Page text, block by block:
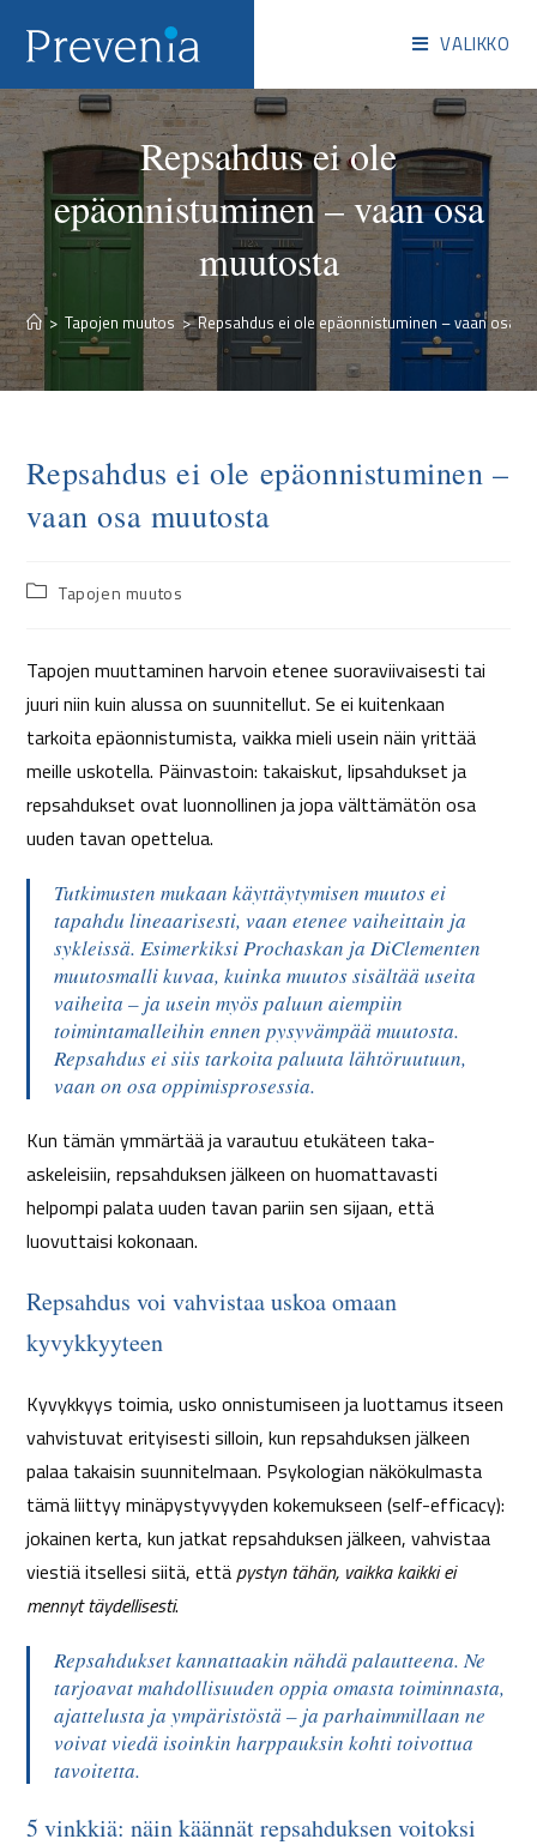
VALIKKO
Repsahdus ei ole
epäonnistuminen – vaan osa
muutosta
> Tapojen muutos > Repsahdus ei ole epäonnistuminen – vaan osa
Repsahdus ei ole epäonnistuminen –
vaan osa muutosta
Tapojen muutos
Tapojen muuttaminen harvoin etenee suoraviivaisesti tai
juuri niin kuin alussa on suunnitellut. Se ei kuitenkaan
tarkoita epäonnistumista, vaikka mieli usein näin yrittää
meille uskotella. Päinvastoin: takaiskut, lipsahdukset ja
repsahdukset ovat luonnollinen ja jopa välttämätön osa
uuden tavan opettelua.
Tutkimusten mukaan käyttäytymisen muutos ei
tapahdu lineaarisesti, vaan etenee vaiheittain ja
sykleissä. Esimerkiksi Prochaskan ja DiClementen
muutosmalli kuvaa, kuinka muutos sisältää useita
vaiheita – ja usein myös paluun aiempiin
toimintamalleihin ennen pysyvämpää muutosta.
Repsahdus ei siis tarkoita paluuta lähtöruutuun,
vaan on osa oppimisprosessia.
Kun tämän ymmärtää ja varautuu etukäteen taka-
askeleisiin, repsahduksen jälkeen on huomattavasti
helpompi palata uuden tavan pariin sen sijaan, että
luovuttaisi kokonaan.
Repsahdus voi vahvistaa uskoa omaan
kyvykkyyteen
Kyvykkyys toimia, usko onnistumiseen ja luottamus itseen
vahvistuvat erityisesti silloin, kun repsahduksen jälkeen
palaa takaisin suunnitelmaan. Psykologian näkökulmasta
tämä liittyy minäpystyvyyden kokemukseen (self-efficacy):
jokainen kerta, kun jatkat repsahduksen jälkeen, vahvistaa
viestiä itsellesi siitä, ettäpystyn tähän, vaikka kaikki ei
mennyt täydellisesti.
Repsahdukset kannattaakin nähdä palautteena. Ne
tarjoavat mahdollisuuden oppia omasta toiminnasta,
ajattelusta ja ympäristöstä – ja parhaimmillaan ne
voivat viedä isoinkin harppauksin kohti toivottua
tavoitetta.
5 vinkkiä: näin käännät repsahduksen voitoksi